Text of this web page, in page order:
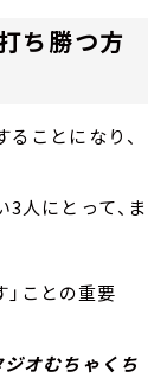
ち勝つ方
ことになり、
人にとって、ま
ことの重要
ジオむちゃくち